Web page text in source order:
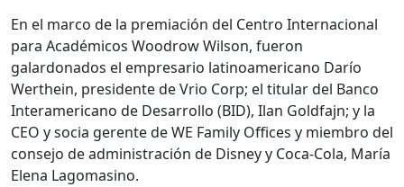
En el marco de la premiación del Centro Internacional
para Académicos Woodrow Wilson, fueron
galardonados el empresario latinoamericano Darío
Werthein, presidente de Vrio Corp; el titular del Banco
Interamericano de Desarrollo (BID), Ilan Goldfajn; y la
CEO y socia gerente de WE Family Offices y miembro del
consejo de administración de Disney y Coca-Cola, María
Elena Lagomasino.